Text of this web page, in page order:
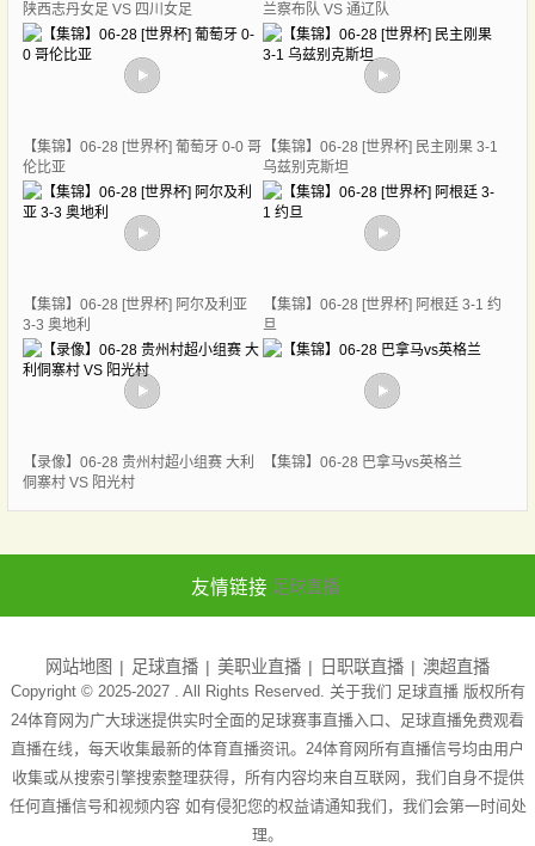
陕西志丹女足 VS 四川女足
兰察布队 VS 通辽队
【集锦】06-28 [世界杯] 葡萄牙 0-0 哥
伦比亚
【集锦】06-28 [世界杯] 民主刚果 3-1
乌兹别克斯坦
【集锦】06-28 [世界杯] 阿尔及利亚
3-3 奥地利
【集锦】06-28 [世界杯] 阿根廷 3-1 约
旦
【录像】06-28 贵州村超小组赛 大利
侗寨村 VS 阳光村
【集锦】06-28 巴拿马vs英格兰
友情链接 足球直播
网站地图 足球直播 美职业直播 日职联直播 澳超直播
Copyright © 2025-2027 . All Rights Reserved. 关于我们 足球直播版权所有
24体育网为广大球迷提供实时全面的足球赛事直播入口、足球直播免费观看
直播在线，每天收集最新的体育直播资讯。24体育网所有直播信号均由用户
收集或从搜索引擎搜索整理获得，所有内容均来自互联网，我们自身不提供
任何直播信号和视频内容 如有侵犯您的权益请通知我们，我们会第一时间处
理。